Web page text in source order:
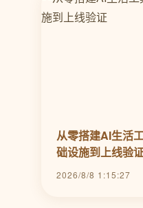
从零搭建AI生活
础设施到上线验
2026/8/8 1:15:27